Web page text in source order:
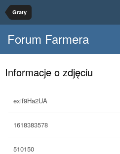
Graty
Forum Farmera
Informacje o zdjęciu
exif9Ha2UA
1618383578
510150